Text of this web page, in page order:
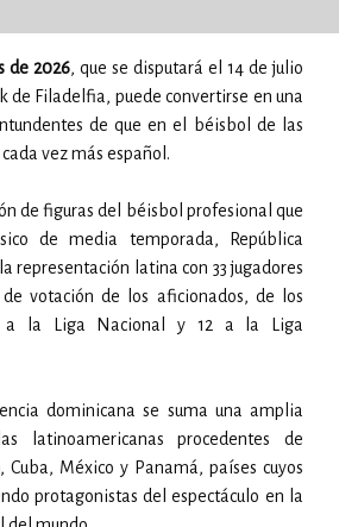
de 2026, que se disputará el 14 de julio
de Filadelfia, puede convertirse en una
de que en el béisbol de las
vez más español.
de figuras del béisbol profesional que
de media temporada, República
representación latina con 33 jugadores
votación de los aficionados, de los
a la Liga Nacional y 12 a la Liga
dominicana se suma una amplia
latinoamericanas procedentes de
Cuba, México y Panamá, países cuyos
protagonistas del espectáculo en la